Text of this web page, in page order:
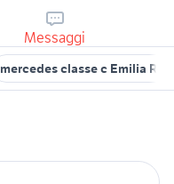
Messaggi
mercedes classe c Emilia